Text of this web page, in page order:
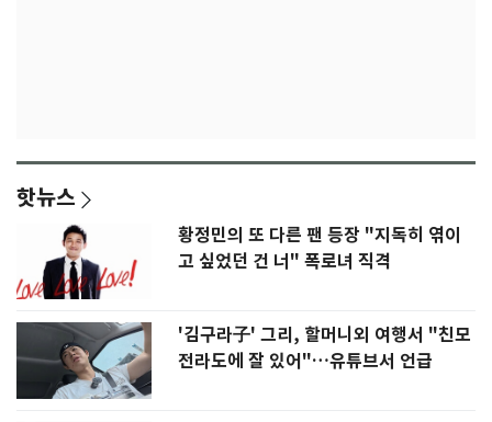
핫뉴스
황정민의 또 다른 팬 등장 "지독히 엮이
고 싶었던 건 너" 폭로녀 직격
'김구라子' 그리, 할머니외 여행서 "친모
전라도에 잘 있어"…유튜브서 언급